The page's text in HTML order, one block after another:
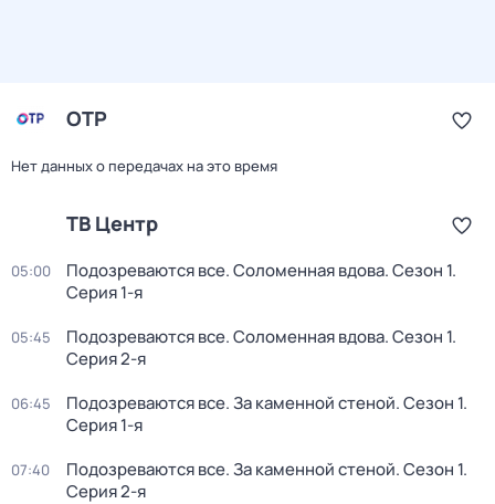
ОТР
Нет данных о передачах на это время
ТВ Центр
05:00 Подозреваются все. Соломенная вдова. Сезон 1.
Серия 1-я
05:45 Подозреваются все. Соломенная вдова. Сезон 1.
Серия 2-я
06:45 Подозреваются все. За каменной стеной. Сезон 1.
Серия 1-я
07:40 Подозреваются все. За каменной стеной. Сезон 1.
Серия 2-я